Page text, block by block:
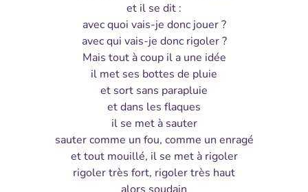
et il se dit :
avec quoi vais-je donc jouer ?
avec qui vais-je donc rigoler ?
Mais tout à coup il a une idée
il met ses bottes de pluie
et sort sans parapluie
et dans les flaques
il se met à sauter
sauter comme un fou, comme un enragé
et tout mouillé, il se met à rigoler
rigoler très fort, rigoler très haut